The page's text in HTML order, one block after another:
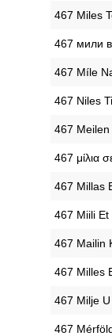
‎467 Miles
‎467 мили
‎467 Míle
‎467 Niles
‎467
‎467 μίλια
‎467 Millas
‎467 Miili
‎467 Mailin
‎467 Milles
‎467 Milje
‎467